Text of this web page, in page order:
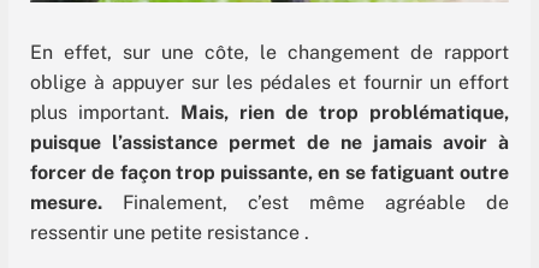
En effet, sur une côte, le changement de rapport
oblige à appuyer sur les pédales et fournir un effort
plus important. Mais, rien de trop problématique,
puisque l’assistance permet de ne jamais avoir à
forcer de façon trop puissante, en se fatiguant outre
mesure. Finalement, c’est même agréable de
ressentir une petite resistance .